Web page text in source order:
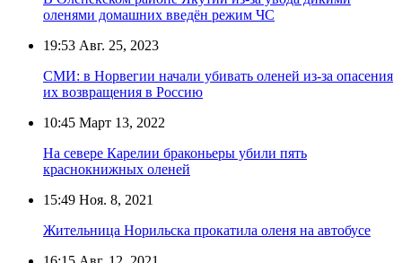
оленями домашних введён режим ЧС
19:53 Авг. 25, 2023
СМИ: в Норвегии начали убивать оленей из-за опасения
их возвращения в Россию
10:45 Март 13, 2022
На севере Карелии браконьеры убили пять
краснокнижных оленей
15:49 Ноя. 8, 2021
Жительница Норильска прокатила оленя на автобусе